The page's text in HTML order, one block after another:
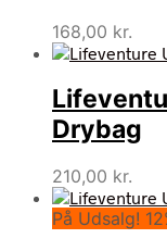
168,00 kr.
Drybag
210,00 kr.
På Udsalg!